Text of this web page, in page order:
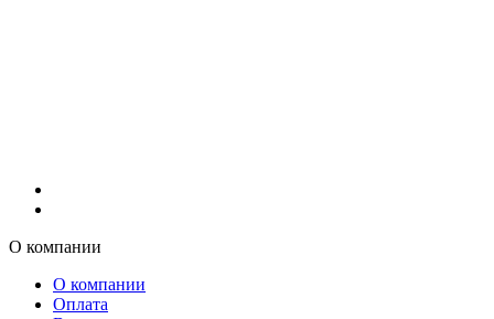
О компании
О компании
Оплата